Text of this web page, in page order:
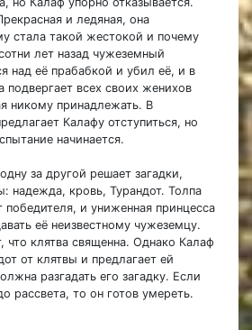
и ледяная, она
стала такой жестокой и почему
лет назад чужеземный
над её прабабкой и убил её, и в
подвергает всех своих женихов
никому принадлежать. В
Калафу отступиться, но
начинается.
за другой решает загадки,
надежда, кровь, Турандот. Толпа
победителя, и униженная принцесса
её неизвестному чужеземцу.
что клятва священна. Однако Калаф
от клятвы и предлагает ей
разгадать его загадку. Если
рассвета, то он готов умереть.